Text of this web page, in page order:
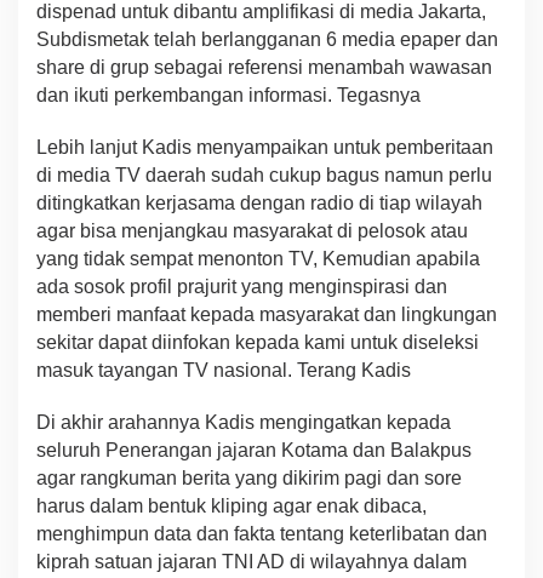
dispenad untuk dibantu amplifikasi di media Jakarta,
Subdismetak telah berlangganan 6 media epaper dan
share di grup sebagai referensi menambah wawasan
dan ikuti perkembangan informasi. Tegasnya
Lebih lanjut Kadis menyampaikan untuk pemberitaan
di media TV daerah sudah cukup bagus namun perlu
ditingkatkan kerjasama dengan radio di tiap wilayah
agar bisa menjangkau masyarakat di pelosok atau
yang tidak sempat menonton TV, Kemudian apabila
ada sosok profil prajurit yang menginspirasi dan
memberi manfaat kepada masyarakat dan lingkungan
sekitar dapat diinfokan kepada kami untuk diseleksi
masuk tayangan TV nasional. Terang Kadis
Di akhir arahannya Kadis mengingatkan kepada
seluruh Penerangan jajaran Kotama dan Balakpus
agar rangkuman berita yang dikirim pagi dan sore
harus dalam bentuk kliping agar enak dibaca,
menghimpun data dan fakta tentang keterlibatan dan
kiprah satuan jajaran TNI AD di wilayahnya dalam